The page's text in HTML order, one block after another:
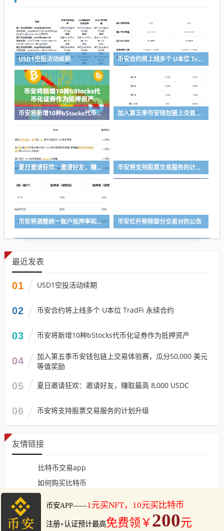
USD1空投活动续期 币安合约将上线多个 U本位 TradFi 永续合约
币安将新增10种bStocks代币化证券作为抵押资产 加入第五季币安钱包链上交易体验赛，瓜分50,000 美元等值奖励
夏日邀请狂欢：邀请好友，赚取最高 8,000 USDC 币安将支持股票交易服务的计划升级
币安将调整统一账户抵押率和U本位永续合约杠杆及保证金阶梯 币安杠杆移除部分交易对的公告
最近发表
01 USD1空投活动续期
02 币安合约将上线多个 U本位 TradFi 永续合约
03 币安将新增10种bStocks代币化证券作为抵押资产
04
加入第五季币安钱包链上交易体验赛，瓜分50,000 美元
等值奖励
05 夏日邀请狂欢：邀请好友，赚取最高 8,000 USDC
06 币安将支持股票交易服务的计划升级
友情链接
比特币交易app
如何购买比特币
怎么购买比特币
币安下载